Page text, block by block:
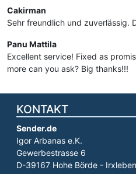
Cakirman
Sehr freundlich und zuverlässig.
Panu Mattila
Excellent service! Fixed as
more can you ask? Big thanks!!!
KONTAKT
Sender.de
Igor Arbanas e.K.
Gewerbestrasse 6
D-39167 Hohe Börde - Irxleben